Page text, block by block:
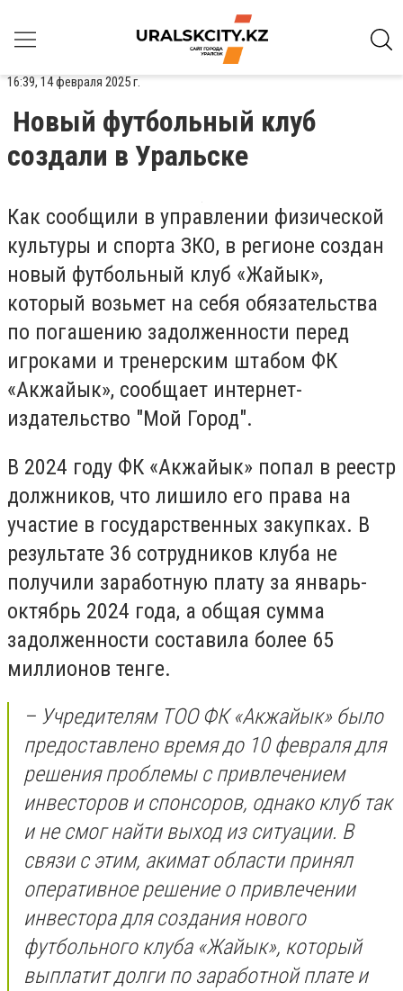
16:39, 14 февраля 2025 г.
Новый футбольный клуб
создали в Уральске
Как сообщили в управлении физической
культуры и спорта ЗКО, в регионе создан
новый футбольный клуб «Жайык»,
который возьмет на себя обязательства
по погашению задолженности перед
игроками и тренерским штабом ФК
«Акжайык», сообщает интернет-
издательство "Мой Город".
В 2024 году ФК «Акжайык» попал в реестр
должников, что лишило его права на
участие в государственных закупках. В
результате 36 сотрудников клуба не
получили заработную плату за январь-
октябрь 2024 года, а общая сумма
задолженности составила более 65
миллионов тенге.
– Учредителям ТОО ФК «Акжайык» было
предоставлено время до 10 февраля для
решения проблемы с привлечением
инвесторов и спонсоров, однако клуб так
и не смог найти выход из ситуации. В
связи с этим, акимат области принял
оперативное решение о привлечении
инвестора для создания нового
футбольного клуба «Жайык», который
выплатит долги по заработной плате и